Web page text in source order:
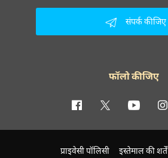
संपर्क कीजिए
फॉलो कीजिए
प्राइवेसी पॉलिसी इस्तेमाल की शर्तें